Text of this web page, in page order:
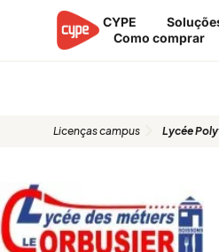
CYPE
Como comprar
Licenças campus Lycée